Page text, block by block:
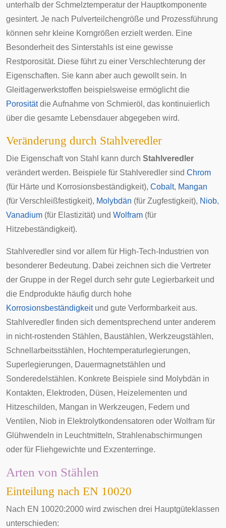
unterhalb der Schmelztemperatur der Hauptkomponente
gesintert. Je nach Pulverteilchengröße und Prozessführung
können sehr kleine Korngrößen erzielt werden. Eine
Besonderheit des Sinterstahls ist eine gewisse
Restporosität. Diese führt zu einer Verschlechterung der
Eigenschaften. Sie kann aber auch gewollt sein. In
Gleitlagerwerkstoffen beispielsweise ermöglicht die
Porositätdie Aufnahme von Schmieröl, das kontinuierlich
über die gesamte Lebensdauer abgegeben wird.
Veränderung durch Stahlveredler
Die Eigenschaft von Stahl kann durch Stahlveredler
verändert werden. Beispiele für Stahlveredler sind Chrom
(für Härte und Korrosionsbeständigkeit), Cobalt, Mangan
(für Verschleißfestigkeit), Molybdän (für Zugfestigkeit), Niob,
Vanadium (für Elastizität) und Wolfram (für
Hitzebeständigkeit).
Stahlveredler sind vor allem für High-Tech-Industrien von
besonderer Bedeutung. Dabei zeichnen sich die Vertreter
der Gruppe in der Regel durch sehr gute Legierbarkeit und
die Endprodukte häufig durch hohe
Korrosionsbeständigkeitund gute Verformbarkeit aus.
Stahlveredler finden sich dementsprechend unter anderem
in nicht-rostenden Stählen, Baustählen, Werkzeugstählen,
Schnellarbeitsstählen, Hochtemperaturlegierungen,
Superlegierungen, Dauermagnetstählen und
Sonderedelstählen. Konkrete Beispiele sind Molybdän in
Kontakten, Elektroden, Düsen, Heizelementen und
Hitzeschilden, Mangan in Werkzeugen, Federn und
Ventilen, Niob in Elektrolytkondensatoren oder Wolfram für
Glühwendeln in Leuchtmitteln, Strahlenabschirmungen
oder für Fliehgewichte und Exzenterringe.
Arten von Stählen
Einteilung nach EN 10020
Nach EN 10020:2000 wird zwischen drei Hauptgüteklassen
unterschieden: